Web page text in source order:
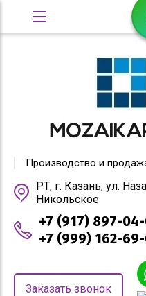
Производство и
РТ, г. Казань, ул.
Никольское
+7 (917) 897-
+7 (999) 162-
Заказать звонок